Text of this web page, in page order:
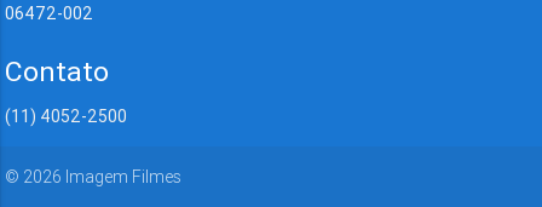
06472-002
Contato
(11) 4052-2500
© 2026 Imagem Filmes